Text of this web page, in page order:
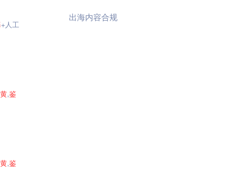
+人工
黄,鉴
黄,鉴
出海内容合规